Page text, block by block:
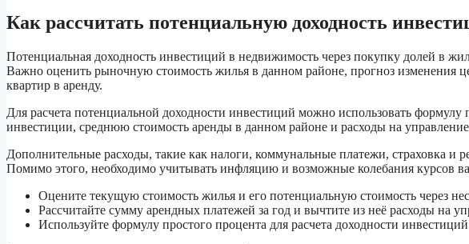
Как рассчитать потенциальную доходность
Потенциальная доходность инвестиций в недвижимость через покупку долей в
Важно оценить рыночную стоимость жилья в данном районе, прогноз изменения
квартир в аренду.
Для расчета потенциальной доходности инвестиций можно использовать
инвестиции, среднюю стоимость аренды в данном районе и расходы на
Дополнительные расходы, такие как налоги, коммунальные платежи, страховка и
Помимо этого, необходимо учитывать инфляцию и возможные колебания курсов
Оцените текущую стоимость жилья и его потенциальную стоимость через
Рассчитайте сумму арендных платежей за год и вычтите из неё расходы на
Используйте формулу простого процента для расчета доходности